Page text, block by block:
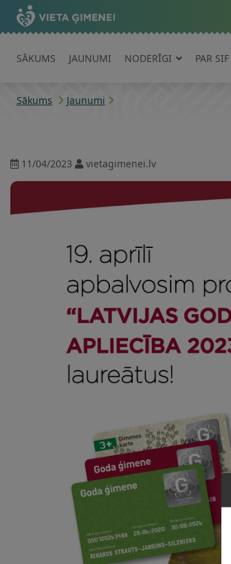
SĀKUMS JAUNUMI NODERĪGI PAR SIF
Sākums Jaunumi
11/04/2023 vietagimenei.lv